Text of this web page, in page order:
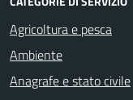
Agricoltura e pesca
Ambiente
Anagrafe e stato civile